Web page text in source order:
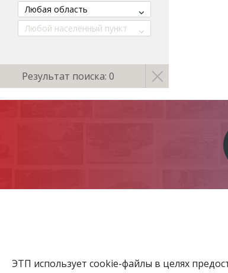
Любая область
Любой населённый пункт
Результат поиска: 0
ЭТП использует cookie-файлы в целях